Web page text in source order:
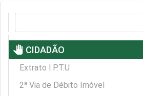
pan_tool CIDADÃO
Extrato I.P.T.U
2ª Via de Débito Imóvel